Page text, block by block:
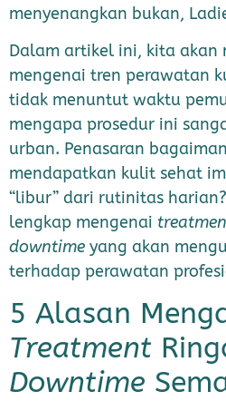
menyenangkan bukan,
Dalam artikel ini, kita akan
mengenai tren perawatan
tidak menuntut waktu
mengapa prosedur ini
urban. Penasaran
mendapatkan kulit sehat
“libur” dari rutinitas
lengkap mengenai
downtime yang akan
terhadap perawatan
5 Alasan
Treatment
Downtime